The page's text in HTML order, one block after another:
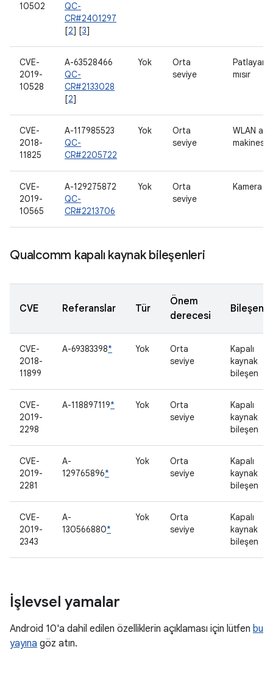
10502
QC-
CR#2401297
[2] [3]
CVE-
2019-
10528
A-63528466
QC-
CR#2133028
[2]
Yok
Orta
seviye
Patlayan
mısır
CVE-
2018-
11825
A-117985523
QC-
CR#2205722
Yok
Orta
seviye
WLAN ana
makinesi
CVE-
2019-
10565
A-129275872
QC-
CR#2213706
Yok
Orta
seviye
Kamera
Qualcomm kapalı kaynak bileşenleri
CVE Referanslar Tür
Önem
derecesi
Bileşen
CVE-
2018-
11899
A-69383398* Yok
Orta
seviye
Kapalı
kaynak
bileşen
CVE-
2019-
2298
A-118897119* Yok
Orta
seviye
Kapalı
kaynak
bileşen
CVE-
2019-
2281
A-
129765896*
Yok
Orta
seviye
Kapalı
kaynak
bileşen
CVE-
2019-
2343
A-
130566880*
Yok
Orta
seviye
Kapalı
kaynak
bileşen
İşlevsel yamalar
Android 10'a dahil edilen özelliklerin açıklaması için lütfen bu
yayına göz atın.